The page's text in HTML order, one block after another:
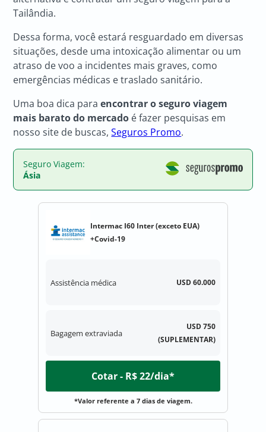
Tailândia.
Dessa forma, você estará resguardado em diversas
situações, desde uma intoxicação alimentar ou um
atraso de voo a incidentes mais graves, como
emergências médicas e traslado sanitário.
Uma boa dica paraencontrar o seguro viagem
mais barato do mercado é fazer pesquisas em
nosso site de buscas,Seguros Promo.
Seguro Viagem:
Ásia
Intermac I60 Inter (exceto EUA)
+Covid-19
Assistência médica USD 60.000
Bagagem extraviada
USD 750
(SUPLEMENTAR)
Cotar - R$ 22/dia*
*Valor referente a 7 dias de viagem.